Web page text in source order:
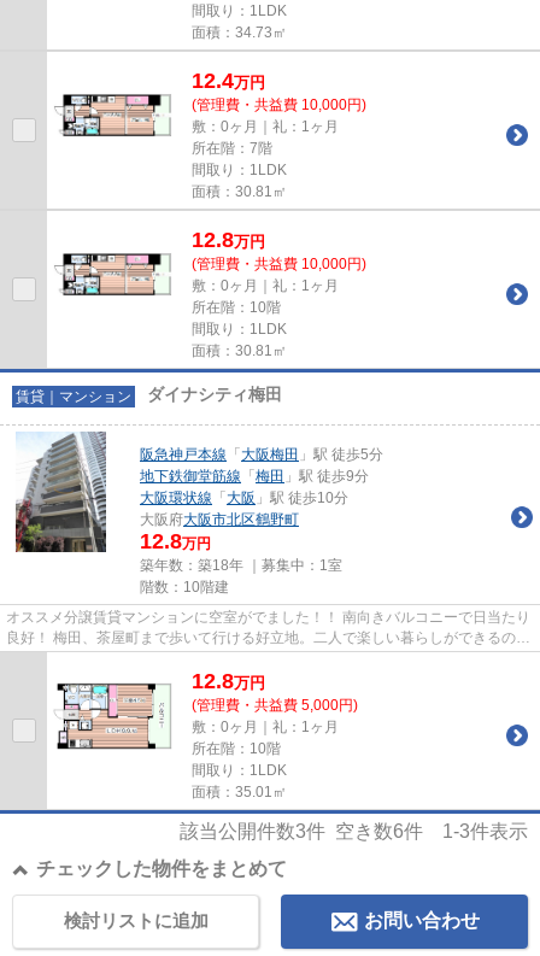
間取り：1LDK
面積：34.73㎡
12.4万円
(管理費・共益費 10,000円)
敷：0ヶ月｜礼：1ヶ月
所在階：7階
間取り：1LDK
面積：30.81㎡
12.8万円
(管理費・共益費 10,000円)
敷：0ヶ月｜礼：1ヶ月
所在階：10階
間取り：1LDK
面積：30.81㎡
賃貸｜マンション ダイナシティ梅田
阪急神戸本線 「 大阪梅田 」駅 徒歩5分
地下鉄御堂筋線 「 梅田 」駅 徒歩9分
大阪環状線 「 大阪 」駅 徒歩10分
大阪府大阪市北区鶴野町
12.8万円
築年数：築18年 ｜募集中： 1室
階数：10階建
オススメ分譲賃貸マンションに空室がでました！！ 南向きバルコニーで日当たり
良好！ 梅田、茶屋町まで歩いて行ける好立地。二人で楽しい暮らしができるので
12.8万円
(管理費・共益費 5,000円)
敷：0ヶ月｜礼：1ヶ月
所在階：10階
間取り：1LDK
面積：35.01㎡
該当公開件数3件 空き数6件 1-3件表示
チェックした物件をまとめて
お問い合わせ
検討リストに追加